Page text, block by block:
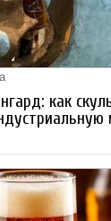
как